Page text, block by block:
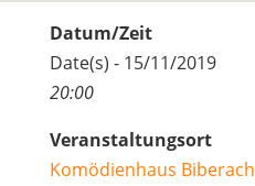
Datum/Zeit
Date(s) - 15/11/2019
20:00
Veranstaltungsort
Komödienhaus Biberach